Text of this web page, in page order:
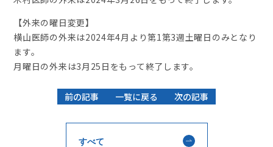
【外来の曜日変更】
横山医師の外来は2024年4月より第1第3週土曜日のみとなり
ます。
月曜日の外来は3月25日をもって終了します。
前の記事 一覧に戻る 次の記事
すべて